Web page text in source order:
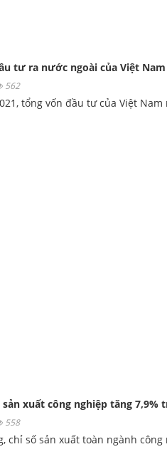
tư ra nước ngoài của Việt
562
tổng vốn đầu tư của Việt
xuất công nghiệp tăng 7,9%
558
chỉ số sản xuất toàn ngành